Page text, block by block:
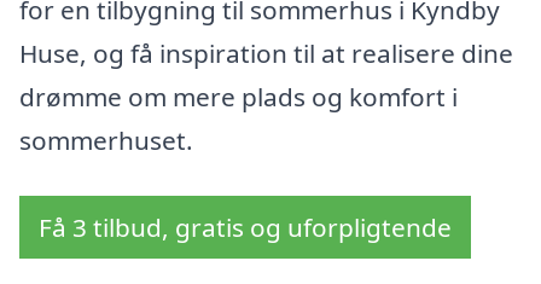
for en tilbygning til sommerhus i Kyndby
Huse, og få inspiration til at realisere dine
drømme om mere plads og komfort i
sommerhuset.
Få 3 tilbud, gratis og uforpligtende